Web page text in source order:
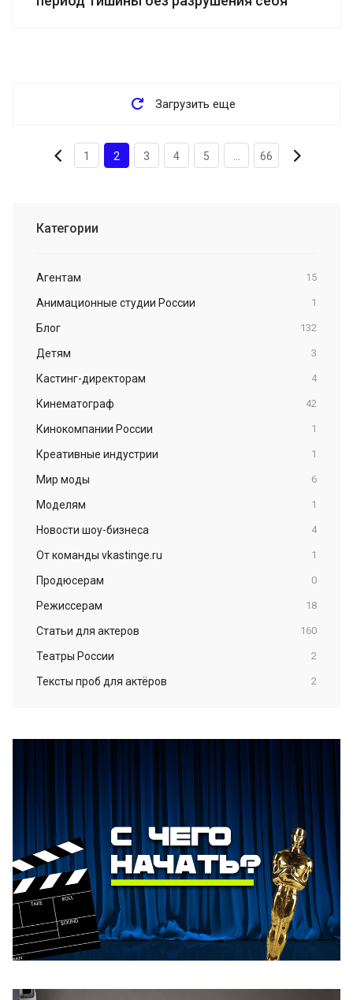
Загрузить еще
1 2 3 4 5 66
Категории
Агентам 15
Анимационные студии России 1
Блог 132
Детям 3
Кастинг-директорам 4
Кинематограф 42
Кинокомпании России 1
Креативные индустрии 1
Мир моды 6
Моделям 1
Новости шоу-бизнеса 4
От команды vkastinge.ru 1
Продюсерам 0
Режиссерам 18
Статьи для актеров 160
Театры России 2
Тексты проб для актёров 2